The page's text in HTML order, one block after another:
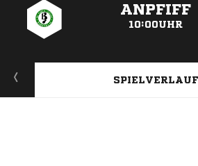
ANPFIFF
10:00UHR
SPIELVERLAUF